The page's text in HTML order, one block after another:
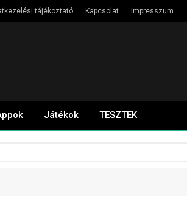
tájékoztató Kapcsolat Impresszum
Játékok TESZTEK